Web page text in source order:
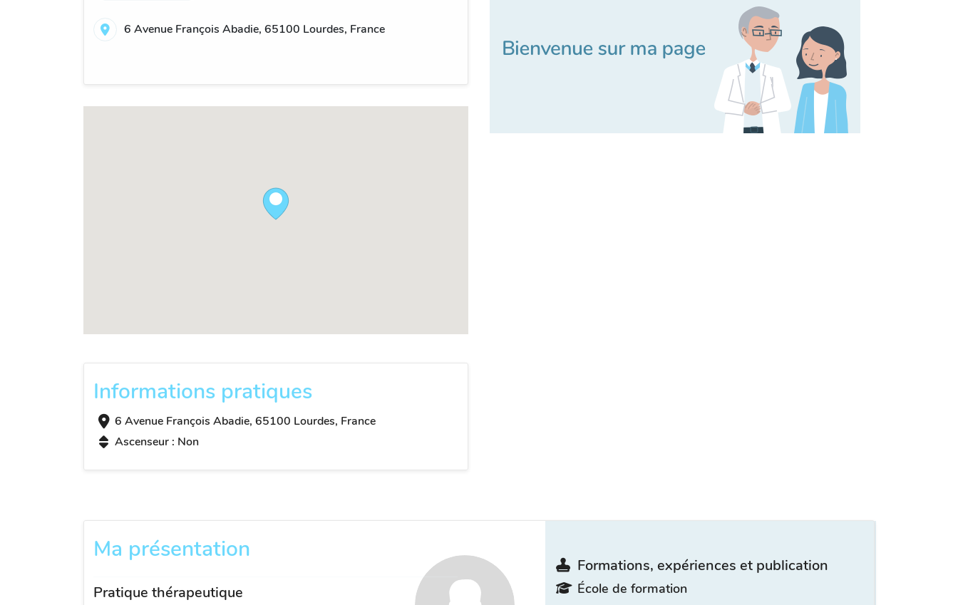
6 Avenue François Abadie, 65100 Lourdes, France
Informations pratiques
6 Avenue François Abadie, 65100 Lourdes, France
Ascenseur : Non
Ma présentation
Pratique thérapeutique
Formations, expériences et publication
École de formation